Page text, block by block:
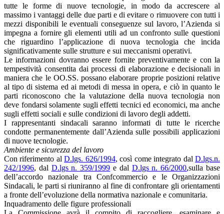
tutte le forme di nuove tecnologie, in modo da accrescere al
massimo i vantaggi delle due parti e di evitare o rimuovere con tutti i
mezzi disponibili le eventuali conseguenze sul lavoro, l’Azienda si
impegna a fornire gli elementi utili ad un confronto sulle questioni
che riguardino l’applicazione di nuova tecnologia che incida
significativamente sulle strutture e sui meccanismi operativi.
Le informazioni dovranno essere fornite preventivamente e con la
tempestività consentita dai processi di elaborazione e decisionali in
maniera che le OO.SS. possano elaborare proprie posizioni relative
al tipo di sistema ed ai metodi di messa in opera, e ciò in quanto le
parti riconoscono che la valutazione della nuova tecnologia non
deve fondarsi solamente sugli effetti tecnici ed economici, ma anche
sugli effetti sociali e sulle condizioni di lavoro degli addetti.
I rappresentanti sindacali saranno informati di tutte le ricerche
condotte permanentemente dall’Azienda sulle possibili applicazioni
di nuove tecnologie.
Ambiente e sicurezza del lavoro
Con riferimento alD.lgs. 626/1994, così come integrato dalD.lgs.n.
242/1996, dal D.lgs n. 359/1999 e dal D.lgs n. 66/2000,sulla base
dell’accordo nazionale tra Confcommercio e le Organizzazioni
Sindacali, le parti si riuniranno al fine di confrontare gli orientamenti
a fronte dell’evoluzione della normativa nazionale e comunitaria.
Inquadramento delle figure professionali